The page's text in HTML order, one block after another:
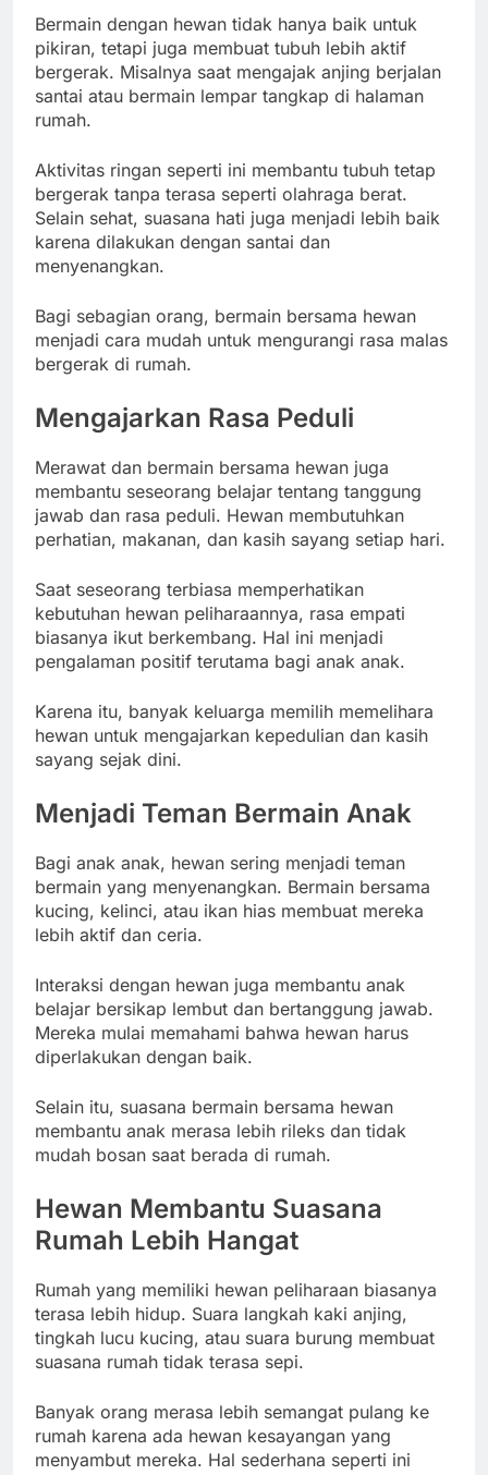
Bermain dengan hewan tidak hanya baik untuk
pikiran, tetapi juga membuat tubuh lebih aktif
bergerak. Misalnya saat mengajak anjing berjalan
santai atau bermain lempar tangkap di halaman
rumah.
Aktivitas ringan seperti ini membantu tubuh tetap
bergerak tanpa terasa seperti olahraga berat.
Selain sehat, suasana hati juga menjadi lebih baik
karena dilakukan dengan santai dan
menyenangkan.
Bagi sebagian orang, bermain bersama hewan
menjadi cara mudah untuk mengurangi rasa malas
bergerak di rumah.
Mengajarkan Rasa Peduli
Merawat dan bermain bersama hewan juga
membantu seseorang belajar tentang tanggung
jawab dan rasa peduli. Hewan membutuhkan
perhatian, makanan, dan kasih sayang setiap hari.
Saat seseorang terbiasa memperhatikan
kebutuhan hewan peliharaannya, rasa empati
biasanya ikut berkembang. Hal ini menjadi
pengalaman positif terutama bagi anak anak.
Karena itu, banyak keluarga memilih memelihara
hewan untuk mengajarkan kepedulian dan kasih
sayang sejak dini.
Menjadi Teman Bermain Anak
Bagi anak anak, hewan sering menjadi teman
bermain yang menyenangkan. Bermain bersama
kucing, kelinci, atau ikan hias membuat mereka
lebih aktif dan ceria.
Interaksi dengan hewan juga membantu anak
belajar bersikap lembut dan bertanggung jawab.
Mereka mulai memahami bahwa hewan harus
diperlakukan dengan baik.
Selain itu, suasana bermain bersama hewan
membantu anak merasa lebih rileks dan tidak
mudah bosan saat berada di rumah.
Hewan Membantu Suasana
Rumah Lebih Hangat
Rumah yang memiliki hewan peliharaan biasanya
terasa lebih hidup. Suara langkah kaki anjing,
tingkah lucu kucing, atau suara burung membuat
suasana rumah tidak terasa sepi.
Banyak orang merasa lebih semangat pulang ke
rumah karena ada hewan kesayangan yang
menyambut mereka. Hal sederhana seperti ini